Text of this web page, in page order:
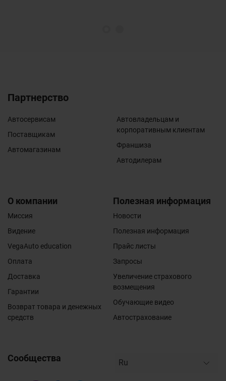
Партнерство
Автосервисам
Поставщикам
Автомагазинам
Автовладельцам и
корпоративным клиентам
Франшиза
Автодилерам
О компании
Миссия
Видение
VegaAuto education
Оплата
Доставка
Гарантии
Возврат товара и денежных
средств
Полезная информация
Новости
Полезная информация
Прайс листы
Запросы
Увеличение страхового
возмещения
Обучающие видео
Автострахование
Сообщества